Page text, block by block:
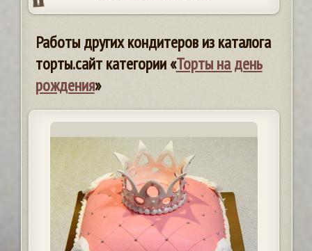
Работы других кондитеров из каталога
торты.сайт категории «Торты на день
рождения»